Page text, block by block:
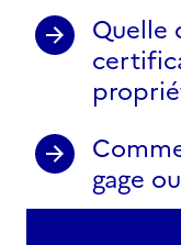
Quelle
gage